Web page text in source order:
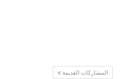
المشاركات القديمة